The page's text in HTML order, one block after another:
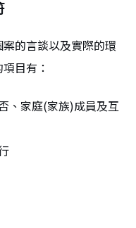
的言談以及實際的環
目有：
、家庭(家族)成員及互